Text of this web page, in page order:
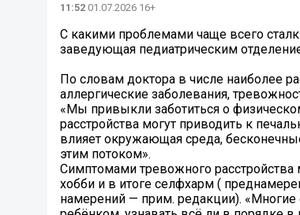
11:52 01.07.2026 16+
С какими проблемами чаще всего
заведующая педиатрическим
По словам доктора в числе наиболее
аллергические заболевания,
«Мы привыкли заботиться о
расстройства могут приводить к
влияет окружающая среда,
этим потоком».
Симптомами тревожного расстройства
хобби и в итоге селфхарм (
намерений — прим. редакции). «Многие